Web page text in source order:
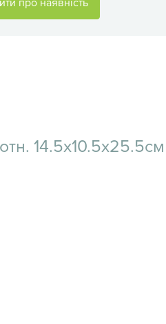
14.5х10.5х25.5см